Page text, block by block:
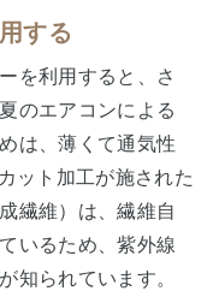
する
を利用すると、さ
のエアコンによる
は、薄くて通気性
ット加工が施された
繊維）は、繊維自
いるため、紫外線
知られています。